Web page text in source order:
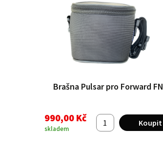
Brašna Pulsar pro Forward FN
990,00 Kč
skladem